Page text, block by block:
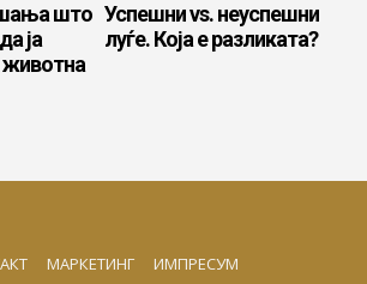
што
ја
животна
Успешни vs. неуспешни
луѓе. Која е разликата?
МАРКЕТИНГ ИМПРЕСУМ